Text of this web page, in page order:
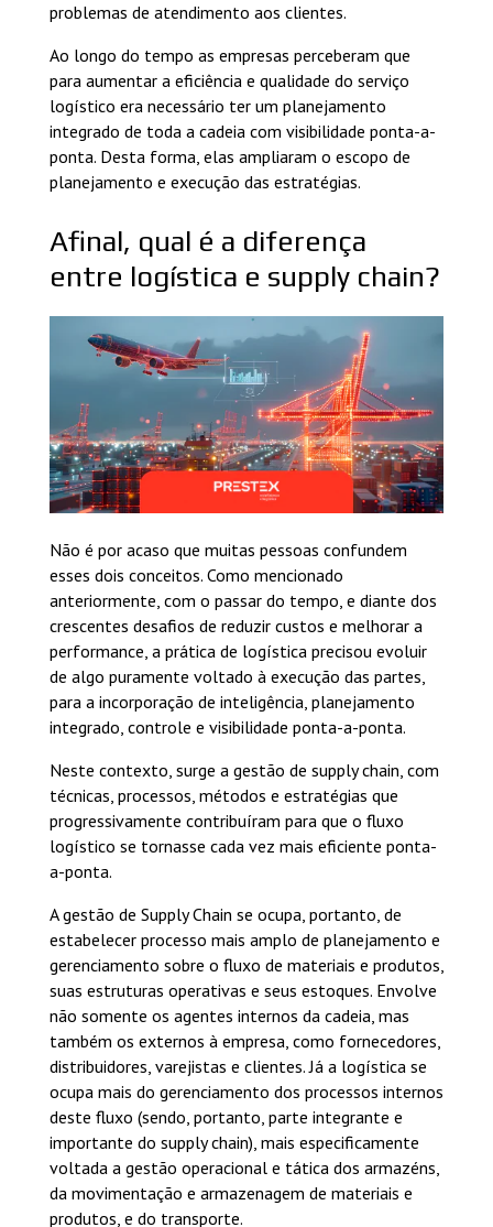
problemas de atendimento aos clientes.
Ao longo do tempo as empresas perceberam que
para aumentar a eficiência e qualidade do serviço
logístico era necessário ter um planejamento
integrado de toda a cadeia com visibilidade ponta-a-
ponta. Desta forma, elas ampliaram o escopo de
planejamento e execução das estratégias.
Afinal, qual é a diferença
entre logística e supply chain?
Não é por acaso que muitas pessoas confundem
esses dois conceitos. Como mencionado
anteriormente, com o passar do tempo, e diante dos
crescentes desafios de reduzir custos e melhorar a
performance, a prática de logística precisou evoluir
de algo puramente voltado à execução das partes,
para a incorporação de inteligência, planejamento
integrado, controle e visibilidade ponta-a-ponta.
Neste contexto, surge a gestão de supply chain, com
técnicas, processos, métodos e estratégias que
progressivamente contribuíram para que o fluxo
logístico se tornasse cada vez mais eficiente ponta-
a-ponta.
A gestão de Supply Chain se ocupa, portanto, de
estabelecer processo mais amplo de planejamento e
gerenciamento sobre o fluxo de materiais e produtos,
suas estruturas operativas e seus estoques. Envolve
não somente os agentes internos da cadeia, mas
também os externos à empresa, como fornecedores,
distribuidores, varejistas e clientes. Já a logística se
ocupa mais do gerenciamento dos processos internos
deste fluxo (sendo, portanto, parte integrante e
importante do supply chain), mais especificamente
voltada a gestão operacional e tática dos armazéns,
da movimentação e armazenagem de materiais e
produtos, e do transporte.